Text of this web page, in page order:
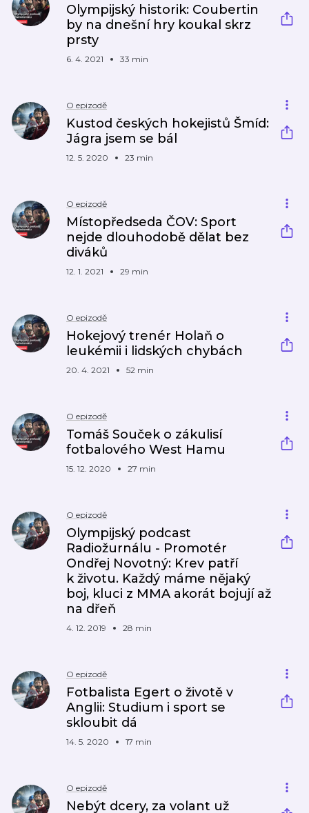
Olympijský historik: Coubertin
by na dnešní hry koukal skrz
prsty
6. 4. 2021 33 min
O epizodě
Kustod českých hokejistů Šmíd:
Jágra jsem se bál
12. 5. 2020 23 min
O epizodě
Místopředseda ČOV: Sport
nejde dlouhodobě dělat bez
diváků
12. 1. 2021 29 min
O epizodě
Hokejový trenér Holaň o
leukémii i lidských chybách
20. 4. 2021 52 min
O epizodě
Tomáš Souček o zákulisí
fotbalového West Hamu
15. 12. 2020 27 min
O epizodě
Olympijský podcast
Radiožurnálu - Promotér
Ondřej Novotný: Krev patří
k životu. Každý máme nějaký
boj, kluci z MMA akorát bojují až
na dřeň
4. 12. 2019 28 min
O epizodě
Fotbalista Egert o životě v
Anglii: Studium i sport se
skloubit dá
14. 5. 2020 17 min
O epizodě
Nebýt dcery, za volant už